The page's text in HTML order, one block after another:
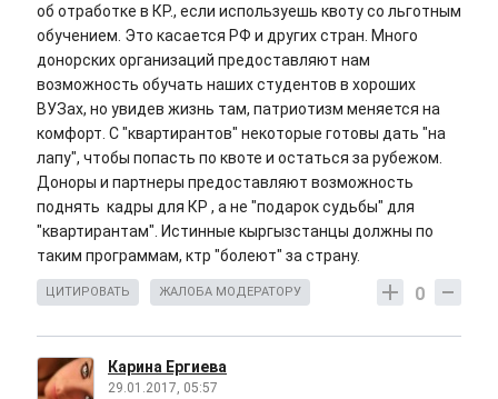
об отработке в КР., если используешь квоту со льготным
обучением. Это касается РФ и других стран. Много
донорских организаций предоставляют нам
возможность обучать наших студентов в хороших
ВУЗах, но увидев жизнь там, патриотизм меняется на
комфорт. С "квартирантов" некоторые готовы дать "на
лапу", чтобы попасть по квоте и остаться за рубежом.
Доноры и партнеры предоставляют возможность
поднять кадры для КР , а не "подарок судьбы" для
"квартирантам". Истинные кыргызстанцы должны по
таким программам, ктр "болеют" за страну.
0
ЦИТИРОВАТЬ ЖАЛОБА МОДЕРАТОРУ
Карина Ергиева
29.01.2017, 05:57